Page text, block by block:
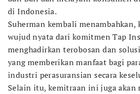
di Indonesia.
Suherman kembali
wujud nyata dari komitmen Tap
menghadirkan terobosan dan
yang memberikan manfaat bagi
industri perasuransian secara
Selain itu, kemitraan ini juga akan